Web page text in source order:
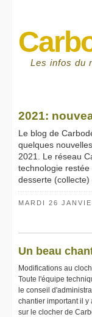
Les infos du
2021:
Le blog de
quelques
2021. Le réseau
technologie
desserte (collecte)
MARDI 26
Un beau
Modifications au
Toute l'équipe
le conseil
chantier important il y
sur le clocher de